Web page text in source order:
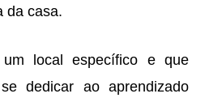
da casa.
local específico e que
dedicar ao aprendizado